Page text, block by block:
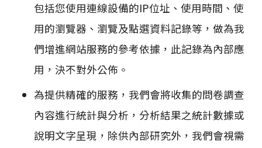
包括您使用連線設備的IP位址、使用時間、使
用的瀏覽器、瀏覽及點選資料記錄等，做為我
們增進網站服務的參考依據，此記錄為內部應
用，決不對外公佈。
為提供精確的服務，我們會將收集的問卷調查
內容進行統計與分析，分析結果之統計數據或
說明文字呈現，除供內部研究外，我們會視需